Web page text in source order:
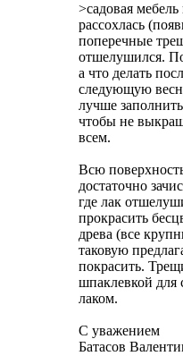
>садовая
рассохлась
поперечные
отшелушился.
а что делать
следующую
лучше
чтобы не
всем.
Всю
достаточно
где лак
прокрасить
древа (все
таковую
покрасить.
шпаклевкой для
лаком.
С уважением
Батасов